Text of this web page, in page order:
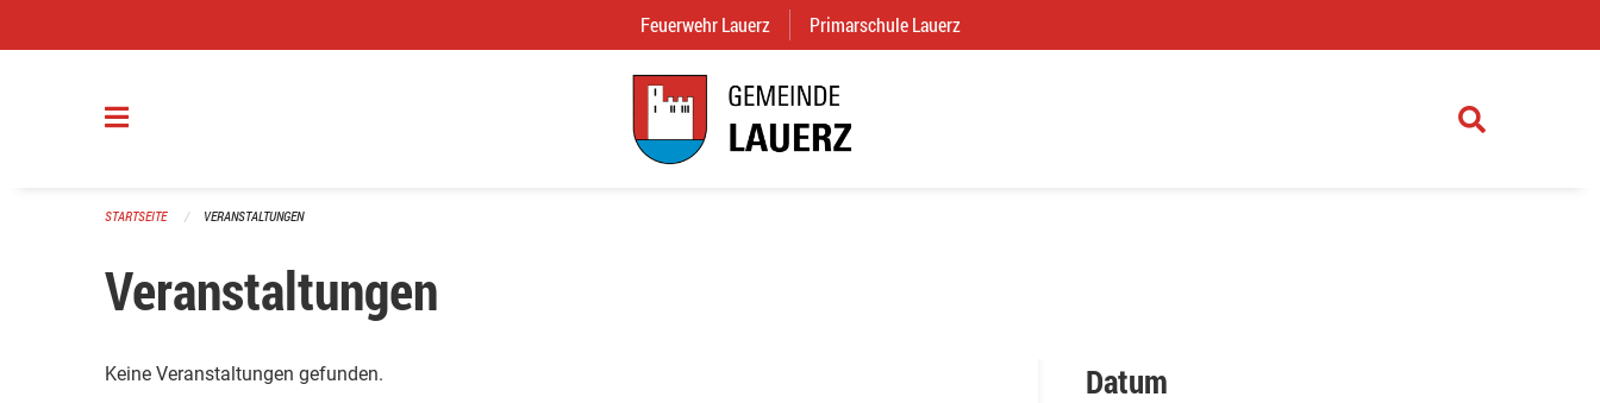
Feuerwehr Lauerz (External Link)
Primarschule Lauerz
STARTSEITE VERANSTALTUNGEN
Veranstaltungen
Keine Veranstaltungen gefunden. Datum